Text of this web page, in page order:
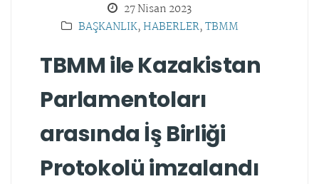
27 Nisan 2023
BAŞKANLIK,HABERLER,TBMM
TBMM ile Kazakistan
Parlamentoları
arasında İş Birliği
Protokolü imzalandı